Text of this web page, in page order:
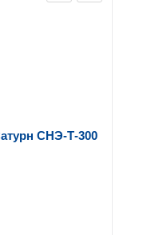
СНЭ-Т-300